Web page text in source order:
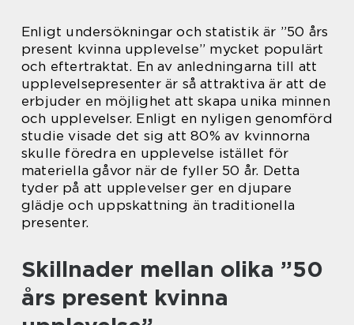
Enligt undersökningar och statistik är ”50 års
present kvinna upplevelse” mycket populärt
och eftertraktat. En av anledningarna till att
upplevelsepresenter är så attraktiva är att de
erbjuder en möjlighet att skapa unika minnen
och upplevelser. Enligt en nyligen genomförd
studie visade det sig att 80% av kvinnorna
skulle föredra en upplevelse istället för
materiella gåvor när de fyller 50 år. Detta
tyder på att upplevelser ger en djupare
glädje och uppskattning än traditionella
presenter.
Skillnader mellan olika ”50
års present kvinna